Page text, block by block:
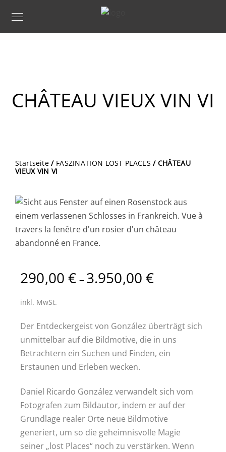
CHÂTEAU VIEUX VIN VI
Startseite / FASZINATION LOST PLACES / CHÂTEAU
VIEUX VIN VI
290,00€ – 3.950,00€
inkl. MwSt.
Der Entdeckergeist von González überträgt sich
unmittelbar auf die Bildmotive, die in uns
Betrachtern ein Suchen und Finden, ein
Erstaunen und Erleben wecken.
Daniel Ricardo González verwandelt sich vom
Fotografen zum Bildautor, indem er auf der
Grundlage realer Orte neue Bildmotive
generiert, um so die geheimnisvolle Magie
seiner „lost Places“ noch zu verstärken. Wenn